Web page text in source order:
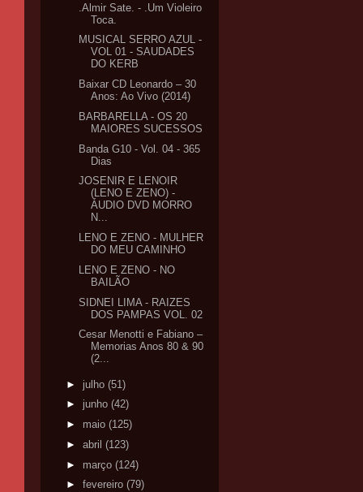
.Almir Sate. - .Um Violeiro
Toca.
MUSICAL SERRO AZUL -
VOL 01 - SAUDADES
DO KERB
Baixar CD Leonardo – 30
Anos: Ao Vivo (2014)
BARBARELLA - OS 20
MAIORES SUCESSOS
Banda G10 - Vol. 04 - 365
Dias
JOSENIR E LENOIR
(LENO E ZENO) -
ÁUDIO DVD MORRO
N...
LENO E ZENO - MULHER
DO MEU CAMINHO
LENO E ZENO - NO
BAILÃO
SIDNEI LIMA - RAIZES
DOS PAMPAS VOL. 02
Cesar Menotti e Fabiano –
Memorias Anos 80 & 90
(2...
► julho (51)
► junho (42)
► maio (125)
► abril (123)
► março (124)
► fevereiro (79)